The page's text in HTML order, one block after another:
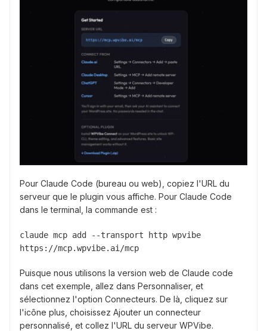
Pour Claude Code (bureau ou web), copiez l'URL du
serveur que le plugin vous affiche. Pour Claude Code
dans le terminal, la commande est :
claude mcp add --transport http wpvibe
https://mcp.wpvibe.ai/mcp
Puisque nous utilisons la version web de Claude code
dans cet exemple, allez dans Personnaliser, et
sélectionnez l'option Connecteurs. De là, cliquez sur
l'icône plus, choisissez Ajouter un connecteur
personnalisé, et collez l'URL du serveur WPVibe.